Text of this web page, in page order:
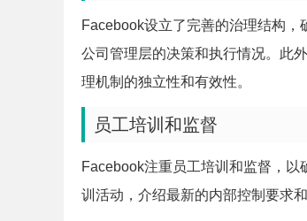
Facebook设立了完善的治理结构
公司管理层的决策和执行情况。此
理机制的独立性和有效性。
员工培训和监督
Facebook注重员工培训和监督，
训活动，介绍最新的内部控制要求